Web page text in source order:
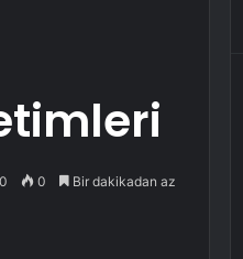
0 0 Bir dakikadan az